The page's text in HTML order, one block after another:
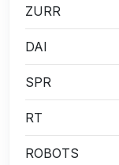
ZURR
DAI
SPR
RT
ROBOTS